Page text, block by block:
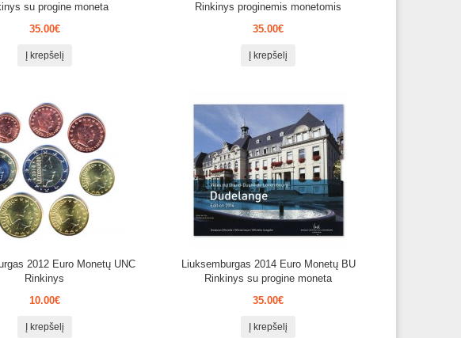
su progine moneta
35.00€
Į krepšelį
Rinkinys proginemis monetomis
35.00€
Į krepšelį
2012 Euro Monetų UNC
Rinkinys
10.00€
Į krepšelį
Liuksemburgas 2014 Euro Monetų BU
Rinkinys su progine moneta
35.00€
Į krepšelį